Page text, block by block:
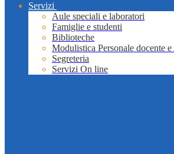
Servizi
Aule speciali e laboratori
Famiglie e studenti
Biblioteche
Modulistica Personale docente e
Segreteria
Servizi On line